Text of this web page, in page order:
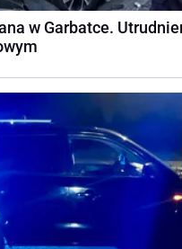
w Garbatce.